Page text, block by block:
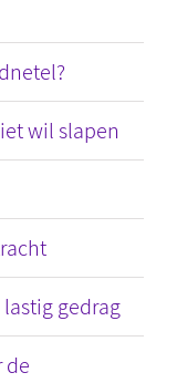
wil slapen
gedrag
de